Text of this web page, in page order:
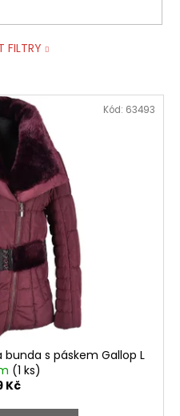
FILTRY
s páskem Gallop L
(1 ks)
Kč
Kód: 63493